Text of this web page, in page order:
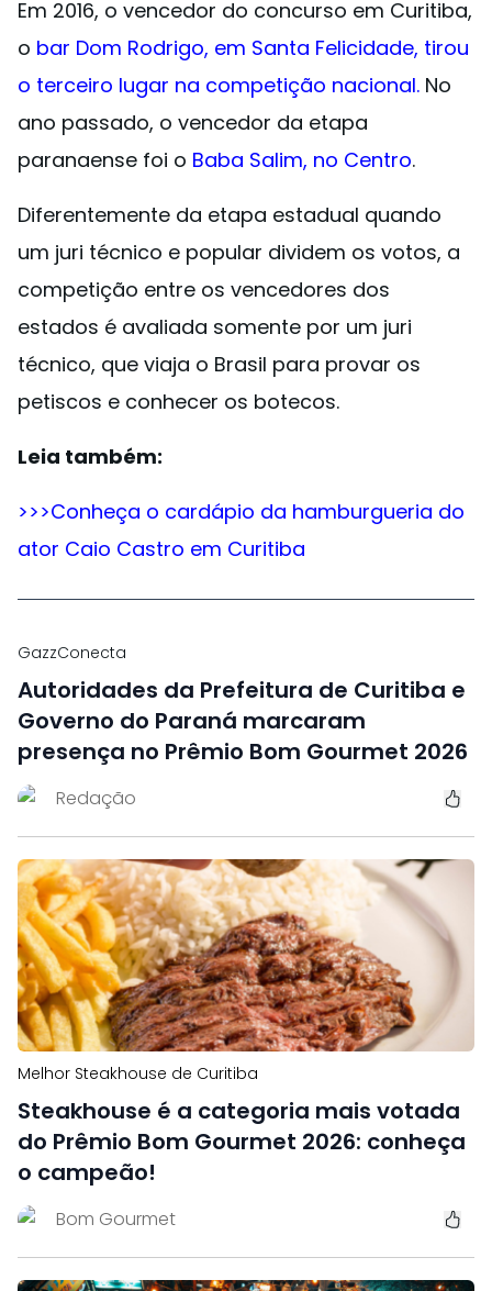
Em 2016, o vencedor do concurso em Curitiba,
o bar Dom Rodrigo, em Santa Felicidade, tirou
o terceiro lugar na competição nacional. No
ano passado, o vencedor da etapa
paranaense foi o Baba Salim, no Centro.
Diferentemente da etapa estadual quando
um juri técnico e popular dividem os votos, a
competição entre os vencedores dos
estados é avaliada somente por um juri
técnico, que viaja o Brasil para provar os
petiscos e conhecer os botecos.
Leia também:
>>>Conheça o cardápio da hamburgueria do
ator Caio Castro em Curitiba
GazzConecta
Autoridades da Prefeitura de Curitiba e
Governo do Paraná marcaram
presença no Prêmio Bom Gourmet 2026
Redação
Melhor Steakhouse de Curitiba
Steakhouse é a categoria mais votada
do Prêmio Bom Gourmet 2026: conheça
o campeão!
Bom Gourmet